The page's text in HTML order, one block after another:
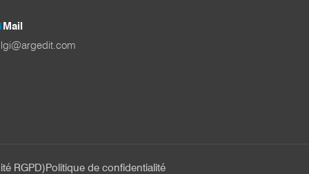
Mail
RGPD)Politique de confidentialité